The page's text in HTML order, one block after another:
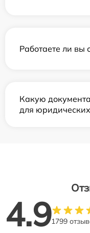
Работаете ли вы
Какую
для
4.91799